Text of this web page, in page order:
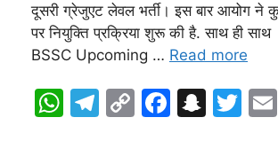
दूसरी ग्रेजुएट लेवल भर्ती। इस बार आयोग ने
पर नियुक्ति प्रक्रिया शुरू की है. साथ ही
BSSC Upcoming … Read more
W T
C
F
S
T